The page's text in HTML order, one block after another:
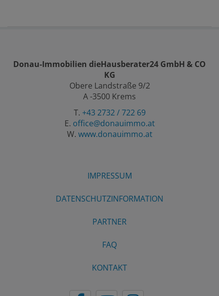
Donau-Immobilien dieHausberater24 GmbH & CO
KG
Obere Landstraße 9/2
A -3500 Krems
T. +43 2732 / 722 69
E. office@donauimmo.at
W. www.donauimmo.at
IMPRESSUM
DATENSCHUTZINFORMATION
PARTNER
FAQ
KONTAKT